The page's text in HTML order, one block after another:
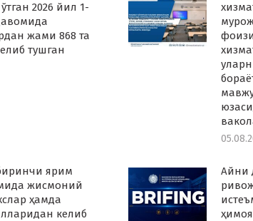
2026 йил 1-
жами 868 та
тушган
ярим
жисмоний
ҳамда
келиб
Айни